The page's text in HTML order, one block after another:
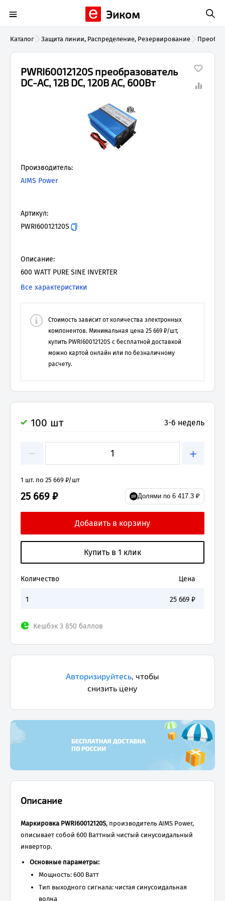
Эиком
Каталог Защита линии, Распределение, Резервирование
PWRI60012120S преобразователь
DC-AC, 12В DC, 120В AC, 600Вт
Производитель:
AIMS Power
Артикул:
PWRI60012120S
Описание:
600 WATT PURE SINE INVERTER
Все характеристики
Стоимость зависит от количества электронных
компонентов. Минимальная цена 25 669 ₽/шт,
купить PWRI60012120S с бесплатной доставкой
можно картой онлайн или по безналичному
расчету.
100 шт 3-6 недель
− +
1 шт. по 25 669 ₽/шт
25 669 ₽ Долями по 6 417.3 ₽
Количество Цена
1 25 669 ₽
Кешбэк 3 850 баллов
Авторизируйтесь, чтобы
снизить цену
Описание
Маркировка PWRI60012120S, производитель AIMS Power,
описывает собой 600 Ваттный чистый синусоидальный
инвертор.
Основные параметры:
Мощность: 600 Ватт
Тип выходного сигнала: чистая синусоидальная
волна